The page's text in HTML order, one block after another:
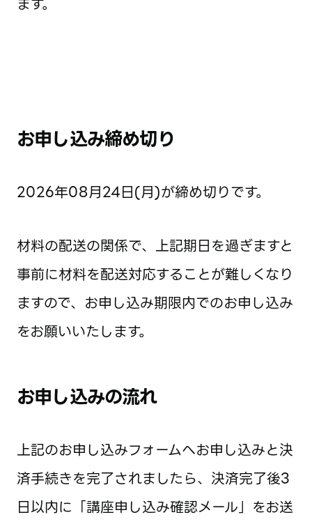
お申し込み締め切り
2026年08月24日(月)が締め切りです。
材料の配送の関係で、上記期日を過ぎますと
事前に材料を配送対応することが難しくなり
ますので、お申し込み期限内でのお申し込み
をお願いいたします。
お申し込みの流れ
上記のお申し込みフォームへお申し込みと決
済手続きを完了されましたら、決済完了後3
日以内に「講座申し込み確認メール」をお送